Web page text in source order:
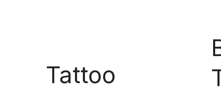
Tattoo